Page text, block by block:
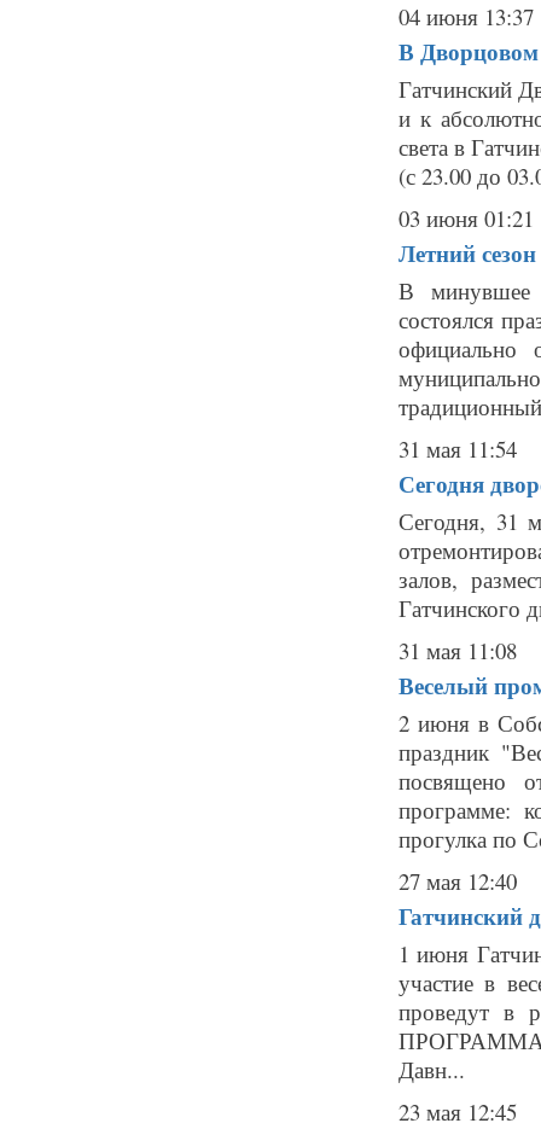
04 июня 13:37
В Дворцовом
Гатчинский
и к
света в
(с 23.00 до
03 июня 01:21
Летний
В минувшее
состоялся
официально
31 мая 11:54
Сегодня
Сегодня, 31
залов,
Гатчинского
31 мая 11:08
Веселый
2 июня в
праздник
посвящено
программе:
прогулка по
27 мая 12:40
Гатчинский
1 июня
участие в
проведут в
ПРОГРАММА
Давн...
23 мая 12:45